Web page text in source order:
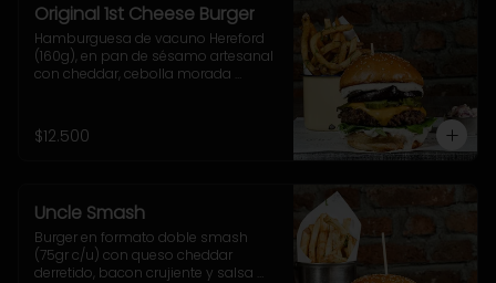
Original 1st Cheese Burger
Hamburguesa de vacuno Hereford
(160g), en pan de sésamo artesanal
con cheddar, cebolla morada
acompañamiento a elección.
$12.500
Uncle Smash
Burger en formato doble smash
(75gr c/u) con queso cheddar
derretido, bacon crujiente y salsa